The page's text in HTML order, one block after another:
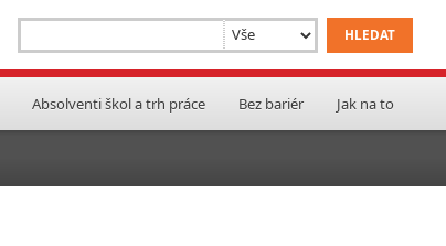
Absolventi škol a trh práce Bez bariér Jak na to